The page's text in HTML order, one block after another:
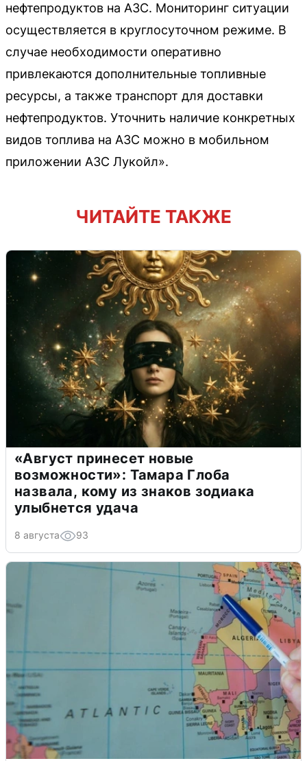
нефтепродуктов на АЗС. Мониторинг ситуации
осуществляется в круглосуточном режиме. В
случае необходимости оперативно
привлекаются дополнительные топливные
ресурсы, а также транспорт для доставки
нефтепродуктов. Уточнить наличие конкретных
видов топлива на АЗС можно в мобильном
приложении АЗС Лукойл».
ЧИТАЙТЕ ТАКЖЕ
«Август принесет новые
возможности»: Тамара Глоба
назвала, кому из знаков зодиака
улыбнется удача
8 августа 93